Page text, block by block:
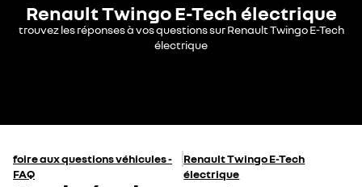
Renault Twingo E-Tech électrique
trouvez les réponses à vos questions sur Renault Twingo E-Tech
électrique
foire aux questions véhicules -
FAQ
Renault Twingo E-Tech
électrique